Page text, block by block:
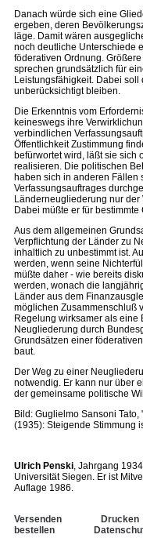
Danach würde sich eine
ergeben, deren
läge. Damit wären
noch deutliche Unterschiede
föderativen Ordnung.
sprechen grundsätzlich für
Leistungsfähigkeit. Dabei
unberücksichtigt bleiben.
Die Erkenntnis vom
keineswegs ihre
verbindlichen
Öffentlichkeit Zustimmung
befürwortet wird, läßt sie sich
realisieren. Die politischen
haben sich in anderen Fällen
Verfassungsauftrages
Länderneugliederung nur
Dabei müßte er für
Aus dem allgemeinen
Verpflichtung der Länder zu
inhaltlich zu unbestimmt ist.
werden, wenn seine
müßte daher - wie bereits
werden, wonach die
Länder aus dem
möglichen Zusammenschluß
Regelung wirksamer als eine
Neugliederung durch
Grundsätzen einer
baut.
Der Weg zu einer
notwendig. Er kann nur über
der gemeinsame politische
Bild: Guglielmo Sansoni
(1935): Steigende Stimmung
Ulrich Penski, Jahrgang
Universität Siegen. Er ist
Auflage 1986.
Versenden Drucken
bestellen